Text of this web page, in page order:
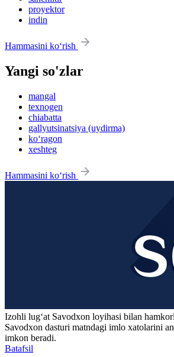
proyektor
indin
Hammasini ko‘rish
Yangi so'zlar
mangal
texnogen
chiabatta
gallyutsinatsiya (uydirma)
ko‘ragon
xeshteg
Hammasini ko‘rish
Izohli lugʻat Savodxon loyihasi bilan
Savodxon dasturi matndagi imlo xatolarini
imkon beradi.
Batafsil